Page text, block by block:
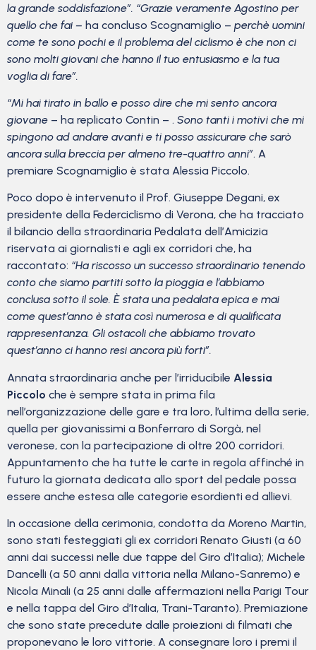
la grande soddisfazione”. “Grazie veramente Agostino per
quello che fai – ha concluso Scognamiglio – perchè uomini
come te sono pochi e il problema del ciclismo è che non ci
sono molti giovani che hanno il tuo entusiasmo e la tua
voglia di fare”.
“Mi hai tirato in ballo e posso dire che mi sento ancora
giovane – ha replicato Contin – . Sono tanti i motivi che mi
spingono ad andare avanti e ti posso assicurare che sarò
ancora sulla breccia per almeno tre-quattro anni”. A
premiare Scognamiglio è stata Alessia Piccolo.
Poco dopo è intervenuto il Prof. Giuseppe Degani, ex
presidente della Federciclismo di Verona, che ha tracciato
il bilancio della straordinaria Pedalata dell’Amicizia
riservata ai giornalisti e agli ex corridori che, ha
raccontato: “Ha riscosso un successo straordinario tenendo
conto che siamo partiti sotto la pioggia e l’abbiamo
conclusa sotto il sole. È stata una pedalata epica e mai
come quest’anno è stata così numerosa e di qualificata
rappresentanza. Gli ostacoli che abbiamo trovato
quest’anno ci hanno resi ancora più forti”.
Annata straordinaria anche per l’irriducibile Alessia
Piccolo che è sempre stata in prima fila
nell’organizzazione delle gare e tra loro, l’ultima della serie,
quella per giovanissimi a Bonferraro di Sorgà, nel
veronese, con la partecipazione di oltre 200 corridori.
Appuntamento che ha tutte le carte in regola affinché in
futuro la giornata dedicata allo sport del pedale possa
essere anche estesa alle categorie esordienti ed allievi.
In occasione della cerimonia, condotta da Moreno Martin,
sono stati festeggiati gli ex corridori Renato Giusti (a 60
anni dai successi nelle due tappe del Giro d’Italia); Michele
Dancelli (a 50 anni dalla vittoria nella Milano-Sanremo) e
Nicola Minali (a 25 anni dalle affermazioni nella Parigi Tour
e nella tappa del Giro d’Italia, Trani-Taranto). Premiazione
che sono state precedute dalle proiezioni di filmati che
proponevano le loro vittorie. A consegnare loro i premi il